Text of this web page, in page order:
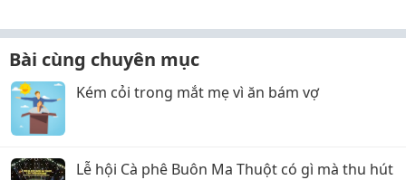
Bài cùng chuyên mục
Kém cỏi trong mắt mẹ vì ăn bám vợ
Lễ hội Cà phê Buôn Ma Thuột có gì mà thu hút